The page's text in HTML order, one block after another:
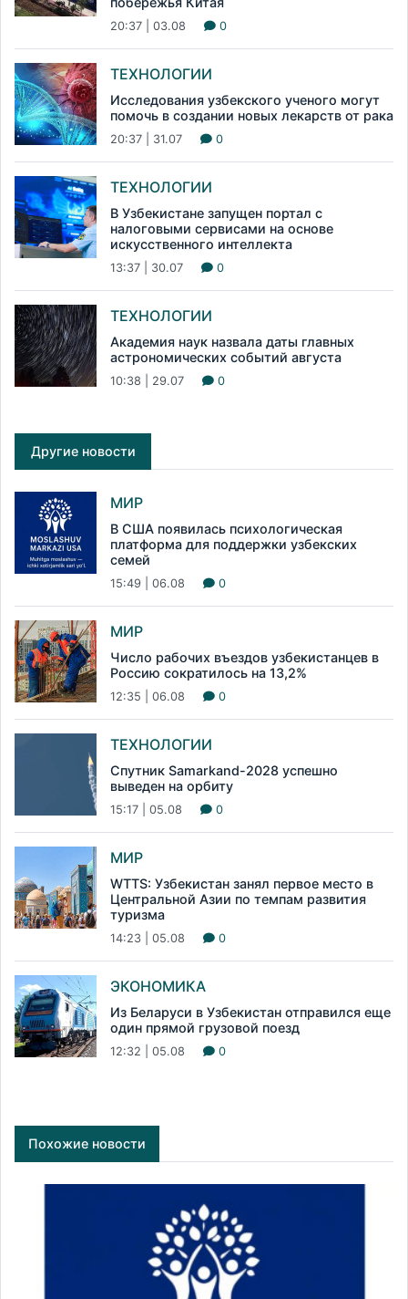
20:37 | 03.08 0
ТЕХНОЛОГИИ
Исследования узбекского ученого могут
помочь в создании новых лекарств от рака
20:37 | 31.07 0
ТЕХНОЛОГИИ
В Узбекистане запущен портал с
налоговыми сервисами на основе
искусственного интеллекта
13:37 | 30.07 0
ТЕХНОЛОГИИ
Академия наук назвала даты главных
астрономических событий августа
10:38 | 29.07 0
Другие новости
МИР
В США появилась психологическая
платформа для поддержки узбекских
семей
15:49 | 06.08 0
МИР
Число рабочих въездов узбекистанцев в
Россию сократилось на 13,2%
12:35 | 06.08 0
ТЕХНОЛОГИИ
Спутник Samarkand-2028 успешно
выведен на орбиту
15:17 | 05.08 0
МИР
WTTS: Узбекистан занял первое место в
Центральной Азии по темпам развития
туризма
14:23 | 05.08 0
ЭКОНОМИКА
Из Беларуси в Узбекистан отправился еще
один прямой грузовой поезд
12:32 | 05.08 0
Похожие новости